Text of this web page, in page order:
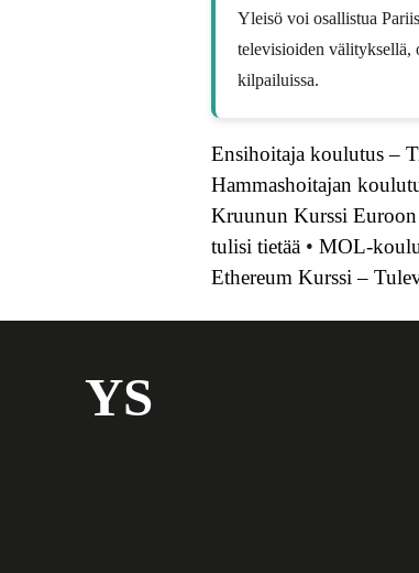
Yleisö voi osallistua
televisioiden välityksellä,
kilpailuissa.
Ensihoitaja koulutus –
Hammashoitajan
Kruunun Kurssi
tulisi tietää • MOL-
Ethereum Kurssi –
YS